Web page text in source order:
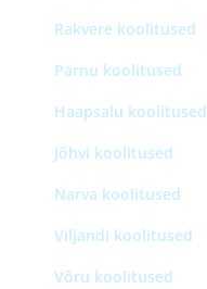
Rakvere koolitused
Pärnu koolitused
Haapsalu koolitused
Jõhvi koolitused
Narva koolitused
Viljandi koolitused
Võru koolitused